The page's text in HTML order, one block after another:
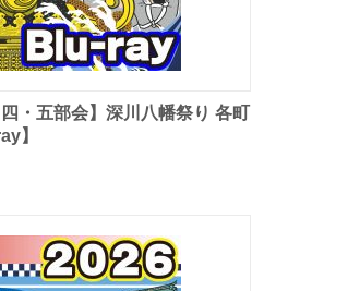
・五部会】深川八幡祭り 各町
】